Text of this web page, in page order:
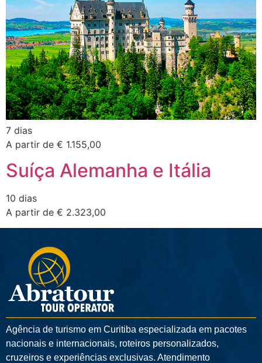
7 dias
A partir de € 1.155,00
Suíça Alemanha e Itália
10 dias
A partir de € 2.323,00
Agência de turismo em Curitiba especializada em pacotes
nacionais e internacionais, roteiros personalizados,
cruzeiros e experiências exclusivas. Atendimento